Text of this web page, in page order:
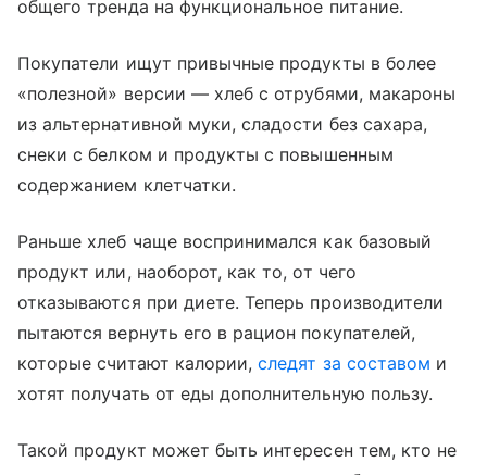
общего тренда на функциональное питание.
Покупатели ищут привычные продукты в более
«полезной» версии — хлеб с отрубями, макароны
из альтернативной муки, сладости без сахара,
снеки с белком и продукты с повышенным
содержанием клетчатки.
Раньше хлеб чаще воспринимался как базовый
продукт или, наоборот, как то, от чего
отказываются при диете. Теперь производители
пытаются вернуть его в рацион покупателей,
которые считают калории,следят за составом и
хотят получать от еды дополнительную пользу.
Такой продукт может быть интересен тем, кто не